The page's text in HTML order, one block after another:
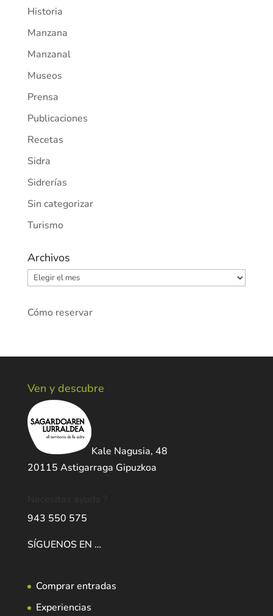
Historia
Manzana
Manzanal
Museos
Prensa
Publicaciones
Recetas
Sidra
Sidrerías
Sin categorizar
Turismo
Archivos
Archivos
Cómo reservar
Ven y descubre
Kale Nagusia, 48
20115 Astigarraga Gipuzkoa
943 550 575
SÍGUENOS EN …
Comprar entradas
Experiencias